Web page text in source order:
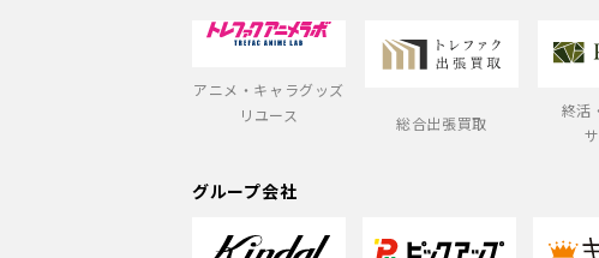
アニメ・キャラグッズ
リユース
総合出張買取
終活
グループ会社